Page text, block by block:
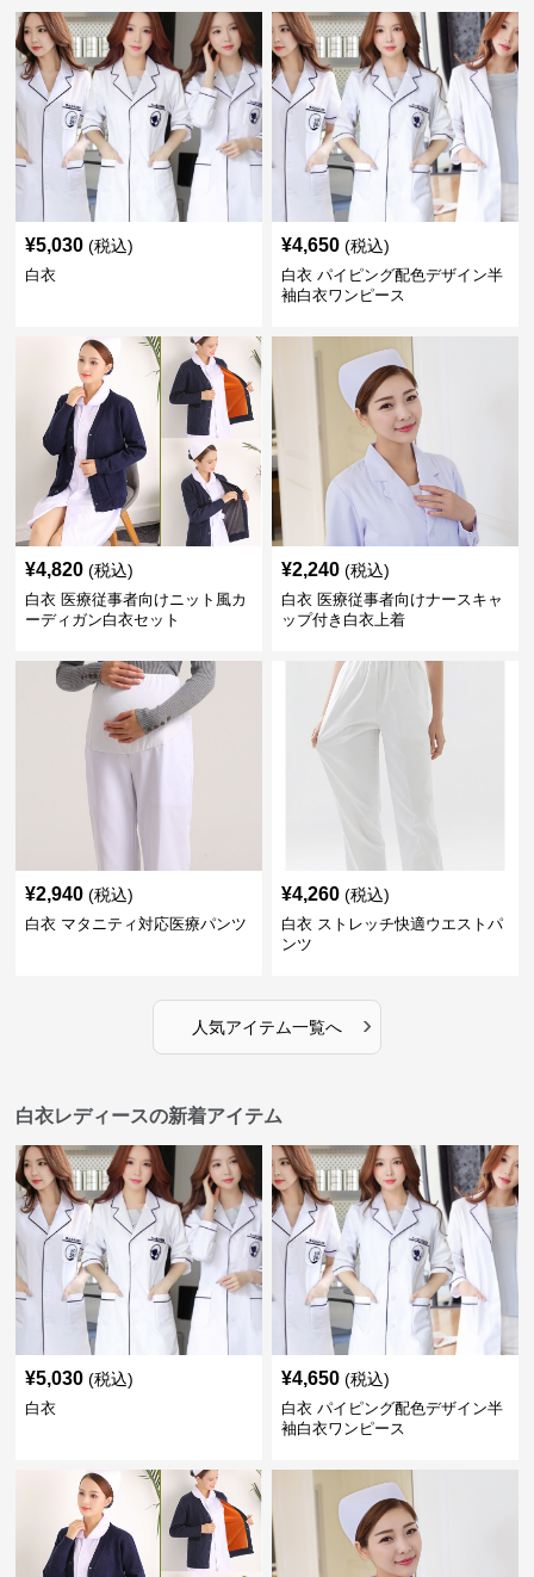
¥5,030 (税込)
白衣
¥4,650 (税込)
白衣 パイピング配色デザイン半
袖白衣ワンピース
¥4,820 (税込)
白衣 医療従事者向けニット風カ
ーディガン白衣セット
¥2,240 (税込)
白衣 医療従事者向けナースキャ
ップ付き白衣上着
¥2,940 (税込)
白衣 マタニティ対応医療パンツ
¥4,260 (税込)
白衣 ストレッチ快適ウエストパ
ンツ
人気アイテム一覧へ ›
白衣レディースの新着アイテム
¥5,030 (税込)
白衣
¥4,650 (税込)
白衣 パイピング配色デザイン半
袖白衣ワンピース